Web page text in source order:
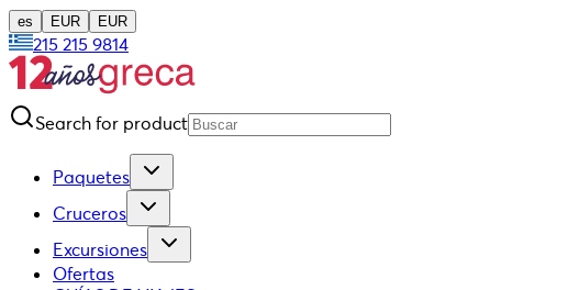
es EUR EUR
215 215 9814
Search for product
Paquetes
Cruceros
Excursiones
Ofertas